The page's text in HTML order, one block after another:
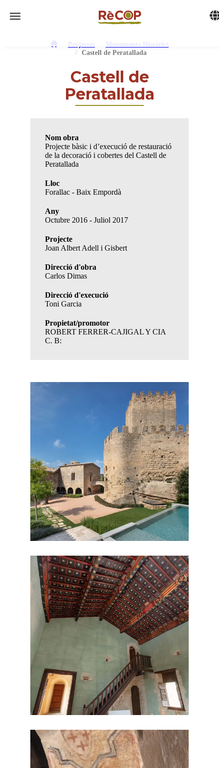
Toggle navigation
Projectes
Monuments Històrics
Castell de Peratallada
Castell de
Peratallada
Nom obra
Projecte bàsic i d’execució de restauració
de la decoració i cobertes del Castell de
Peratallada
Lloc
Forallac - Baix Empordà
Any
Octubre 2016 - Juliol 2017
Projecte
Joan Albert Adell i Gisbert
Direcció d'obra
Carlos Dimas
Direcció d'execució
Toni Garcia
Propietat/promotor
ROBERT FERRER-CAJIGAL Y CIA
C. B: